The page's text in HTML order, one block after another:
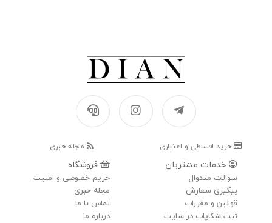
خرید اقساطی و اعتباری مجله خبری
خدمات مشتریان
سوالات متدوال
پیگیری سفارش
قوانین و مقررات
ثبت شکایات در سایت
فروشگاه
حریم خصوصی و امنیت
مجله خبری
تماس با ما
درباره ما